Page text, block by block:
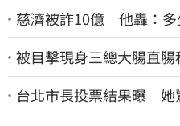
慈濟被詐10億 他轟：多
被目擊現身三總大腸直
了 真實體況曝光
台北市長投票結果曝 她